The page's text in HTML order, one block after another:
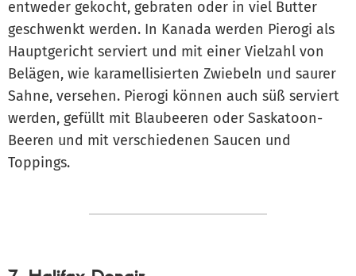
entweder gekocht, gebraten oder in viel Butter
geschwenkt werden. In Kanada werden Pierogi als
Hauptgericht serviert und mit einer Vielzahl von
Belägen, wie karamellisierten Zwiebeln und saurer
Sahne, versehen. Pierogi können auch süß serviert
werden, gefüllt mit Blaubeeren oder Saskatoon-
Beeren und mit verschiedenen Saucen und
Toppings.